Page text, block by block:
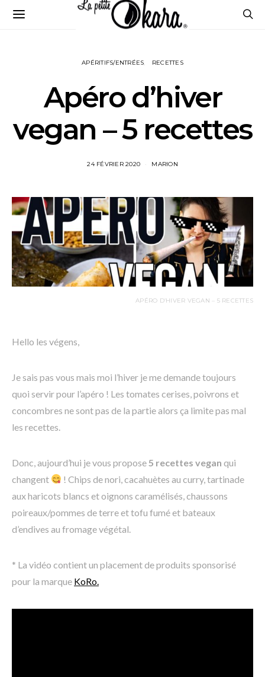
APÉRITIFS/ENTRÉES RECETTES
Apéro d’hiver
vegan – 5 recettes
24 FÉVRIER 2020 MARION
APÉRO D’HIVER VEGAN – 5 RECETTES
Hello les végens,
Je sais pas vous mais moi l’hiver je me demande toujours
quoi servir pour l’apéro ! Les tomates cerises, poivrons et
concombres ne sont pas de la partie alors ça limite pas mal
les recettes.
Donc, aujourd’hui je vous propose 5 recettes vegan qui
changent
! Chips de nori, cacahuètes au curry, tartinade
aux haricots blancs et oignons caramélisés, chaussons
poireaux/pommes de terre et tofu fumé et bateaux
d’endives au fromage végétal.
* La vidéo contient un placement de produits sponsorisé
pour la marque KoRo